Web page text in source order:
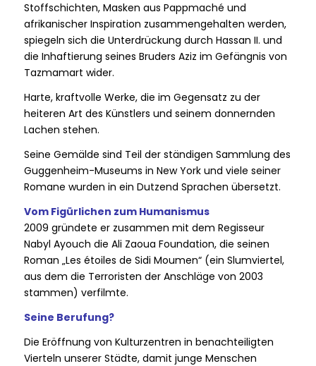
Stoffschichten, Masken aus Pappmaché und
afrikanischer Inspiration zusammengehalten werden,
spiegeln sich die Unterdrückung durch Hassan II. und
die Inhaftierung seines Bruders Aziz im Gefängnis von
Tazmamart wider.
Harte, kraftvolle Werke, die im Gegensatz zu der
heiteren Art des Künstlers und seinem donnernden
Lachen stehen.
Seine Gemälde sind Teil der ständigen Sammlung des
Guggenheim-Museums in New York und viele seiner
Romane wurden in ein Dutzend Sprachen übersetzt.
Vom Figürlichen zum Humanismus
2009 gründete er zusammen mit dem Regisseur
Nabyl Ayouch die Ali Zaoua Foundation, die seinen
Roman „Les étoiles de Sidi Moumen“ (ein Slumviertel,
aus dem die Terroristen der Anschläge von 2003
stammen) verfilmte.
Seine Berufung?
Die Eröffnung von Kulturzentren in benachteiligten
Vierteln unserer Städte, damit junge Menschen